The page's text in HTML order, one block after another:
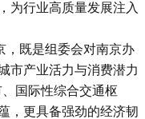
为行业高质量发展注入
，既是组委会对南京办
市产业活力与消费潜力
国际性综合交通枢
，更具备强劲的经济韧